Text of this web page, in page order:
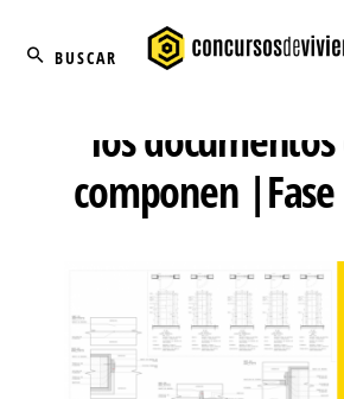
content
Buscar
Proyecto
los
componen